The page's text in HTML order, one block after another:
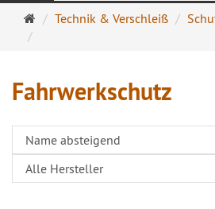
Startseite
Technik & Verschleiß
Fahrwerkschutz